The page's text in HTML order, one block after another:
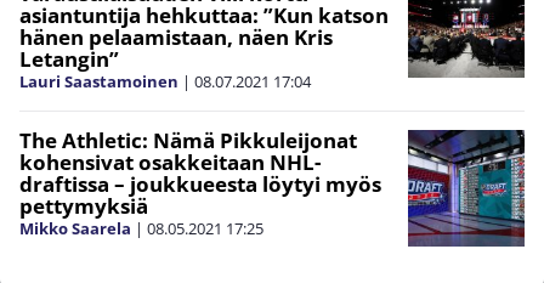
asiantuntija hehkuttaa: ”Kun katson
hänen pelaamistaan, näen Kris
Letangin”
Lauri Saastamoinen | 08.07.2021 17:04
The Athletic: Nämä Pikkuleijonat
kohensivat osakkeitaan NHL-
draftissa – joukkueesta löytyi myös
pettymyksiä
Mikko Saarela | 08.05.2021 17:25